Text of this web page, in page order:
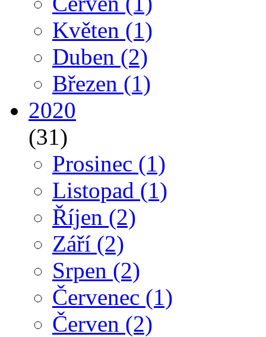
Květen (1)
Duben (2)
Březen (1)
2020
(31)
Prosinec (1)
Listopad (1)
Říjen (2)
Září (2)
Srpen (2)
Červenec (1)
Červen (2)